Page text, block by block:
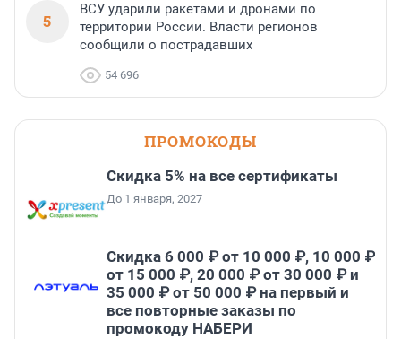
5
ВСУ ударили ракетами и дронами по
территории России. Власти регионов
сообщили о пострадавших
54 696
ПРОМОКОДЫ
Скидка 5% на все сертификаты
До 1 января, 2027
Скидка 6 000 ₽ от 10 000 ₽, 10 000 ₽
от 15 000 ₽, 20 000 ₽ от 30 000 ₽ и
35 000 ₽ от 50 000 ₽ на первый и
все повторные заказы по
промокоду НАБЕРИ